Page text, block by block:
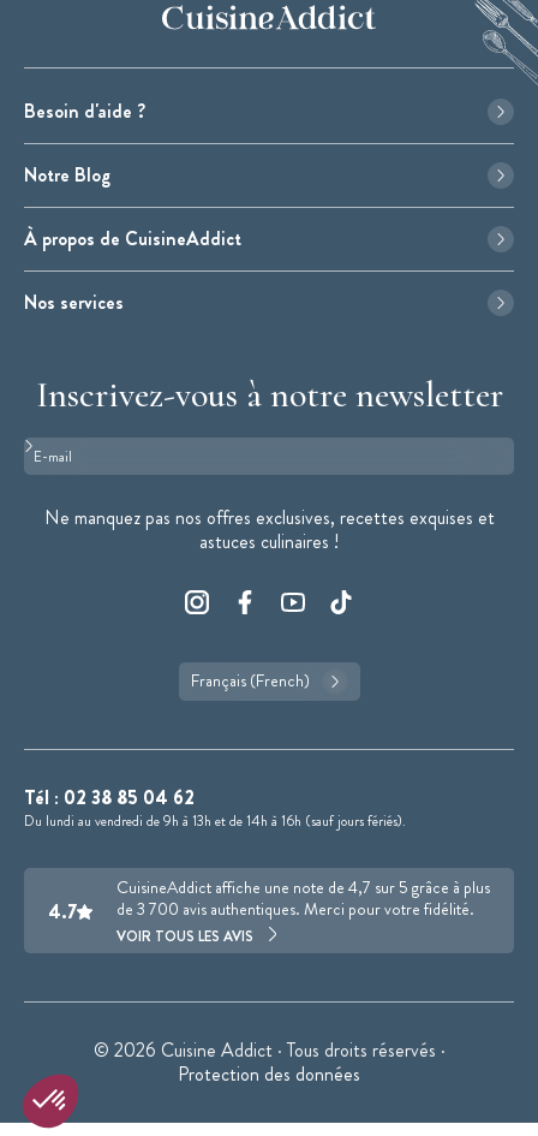
Besoin d'aide ?
Notre Blog
À propos de CuisineAddict
Nos services
Inscrivez-vous à notre newsletter
Format : adresse@email.com
Ne manquez pas nos offres exclusives, recettes exquises et
astuces culinaires !
Français (French)
Tél : 02 38 85 04 62
Du lundi au vendredi de 9h à 13h et de 14h à 16h (sauf jours fériés).
4.7
CuisineAddict affiche une note de 4,7 sur 5 grâce à plus
de 3 700 avis authentiques. Merci pour votre fidélité.
VOIR TOUS LES AVIS
© 2026 Cuisine Addict · Tous droits réservés ·
Protection des données